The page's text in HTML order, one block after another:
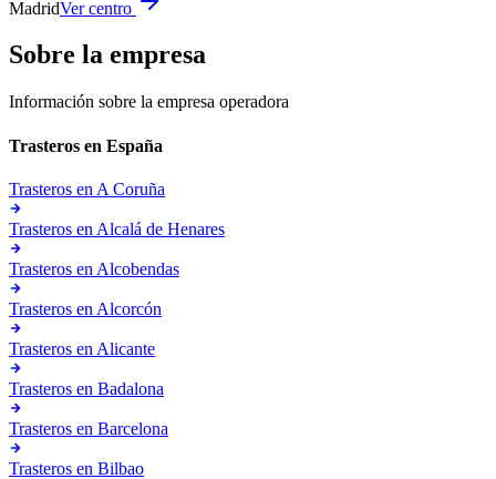
MadridVer centro
Sobre la empresa
Información sobre la empresa operadora
Trasteros en España
Trasteros en A Coruña
Trasteros en Alcalá de Henares
Trasteros en Alcobendas
Trasteros en Alcorcón
Trasteros en Alicante
Trasteros en Badalona
Trasteros en Barcelona
Trasteros en Bilbao